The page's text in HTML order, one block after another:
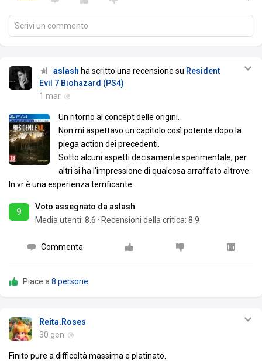
Scrivi un commento
aslash ha scritto una recensione su Resident
Evil 7 Biohazard (PS4)
1 mar
Un ritorno al concept delle origini.
Non mi aspettavo un capitolo così potente dopo la
piega action dei precedenti.
Sotto alcuni aspetti decisamente sperimentale, per
altri si ha l'impressione di qualcosa arraffato altrove.
In vr è una esperienza terrificante.
9
Voto assegnato da aslash
Media utenti: 8.6 · Recensioni della critica: 8.9
Commenta
Piace a 8 persone
Reita.Roses
30 gen
Finito pure a difficoltà massima e platinato.